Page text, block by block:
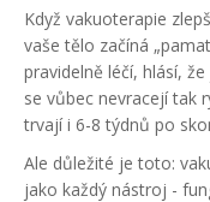
Když vakuoterapie
vaše tělo začíná
pravidelně léčí, hlásí,
se vůbec nevracejí tak
trvají i 6-8 týdnů po
Ale důležité je toto:
jako každý nástroj -